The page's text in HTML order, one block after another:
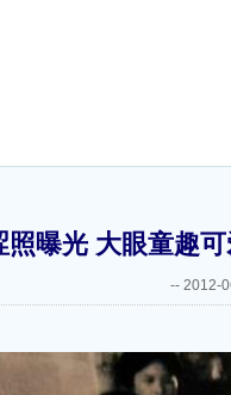
曝光 大眼童趣
-- 2012-